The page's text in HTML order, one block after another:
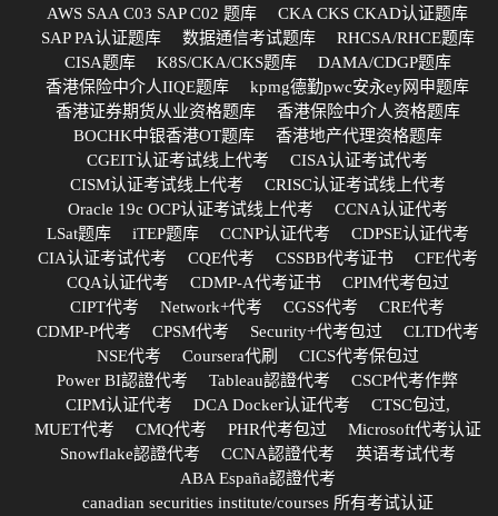
AWS SAA C03 SAP C02 题库
CKA CKS CKAD认证题库
SAP PA认证题库
数据通信考试题库
RHCSA/RHCE题库
CISA题库
K8S/CKA/CKS题库
DAMA/CDGP题库
香港保险中介人IIQE题库
kpmg德勤pwc安永ey网申题库
香港证券期货从业资格题库
香港保险中介人资格题库
BOCHK中银香港OT题库
香港地产代理资格题库
CGEIT认证考试线上代考
CISA认证考试代考
CISM认证考试线上代考
CRISC认证考试线上代考
Oracle 19c OCP认证考试线上代考
CCNA认证代考
LSat题库
iTEP题库 CCNP认证代考
CDPSE认证代考
CIA认证考试代考
CQE代考 CSSBB代考证书
CFE代考
CQA认证代考
CDMP-A代考证书
CPIM代考包过
CIPT代考
Network+代考 CGSS代考
CRE代考
CDMP-P代考
CPSM代考 Security+代考包过
CLTD代考
NSE代考
Coursera代刷
CICS代考保包过
Power BI認證代考
Tableau認證代考
CSCP代考作弊
CIPM认证代考
DCA Docker认证代考
CTSC包过,
MUET代考
CMQ代考 PHR代考包过
Microsoft代考认证
Snowflake認證代考
CCNA認證代考
英语考试代考
ABA España認證代考
canadian securities institute/courses 所有考试认证